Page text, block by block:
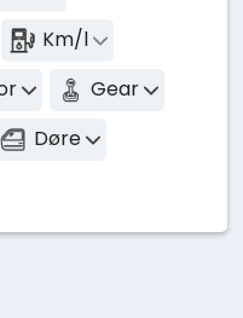
Km/l
Gear
Døre